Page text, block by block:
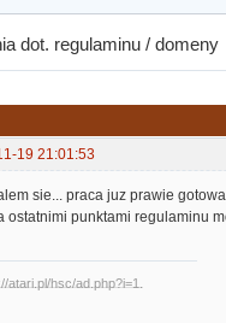
dot. regulaminu / domeny
19 21:01:53
sie... praca juz prawie
ostatnimi punktami regulaminu